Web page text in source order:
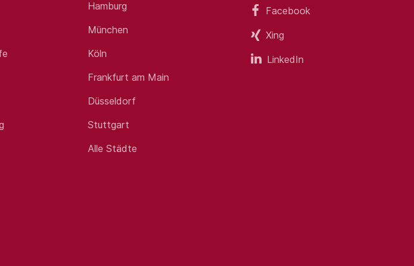
gerne unter Jetzt bewerben an. Wir freuen uns auf
und Onkologie (m/w/d) im Raum Hannover.
Hamburg
München
Köln
Frankfurt am Main
Düsseldorf
Stuttgart
Alle Städte
Facebook
Xing
LinkedIn